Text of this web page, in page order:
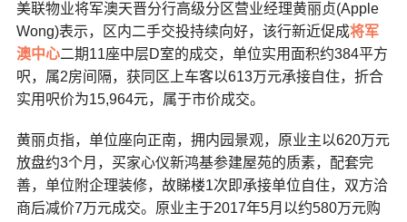
美联物业将军澳天晋分行高级分区营业经理黄丽贞(Apple
Wong)表示，区内二手交投持续向好，该行新近促成将军
澳中心二期11座中层D室的成交，单位实用面积约384平方
呎，属2房间隔，获同区上车客以613万元承接自住，折合
实用呎价为15,964元，属于市价成交。
黄丽贞指，单位座向正南，拥内园景观，原业主以620万元
放盘约3个月，买家心仪新鸿基参建屋苑的质素，配套完
善，单位附企理装修，故睇楼1次即承接单位自住，双方洽
商后减价7万元成交。原业主于2017年5月以约580万元购